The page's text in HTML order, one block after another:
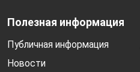
Полезная информация
Публичная информация
Новости